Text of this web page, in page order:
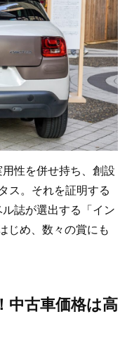
性を併せ持ち、創設
ス。それを証明する
誌が選出する「イン
じめ、数々の賞にも
中古車価格は高